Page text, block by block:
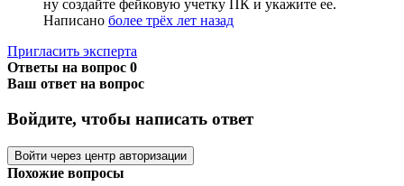
ну создайте фейковую учетку ПК и укажите ее.
Написано более трёх лет назад
Пригласить эксперта
Ответы на вопрос 0
Ваш ответ на вопрос
Войдите, чтобы написать ответ
Войти через центр авторизации
Похожие вопросы